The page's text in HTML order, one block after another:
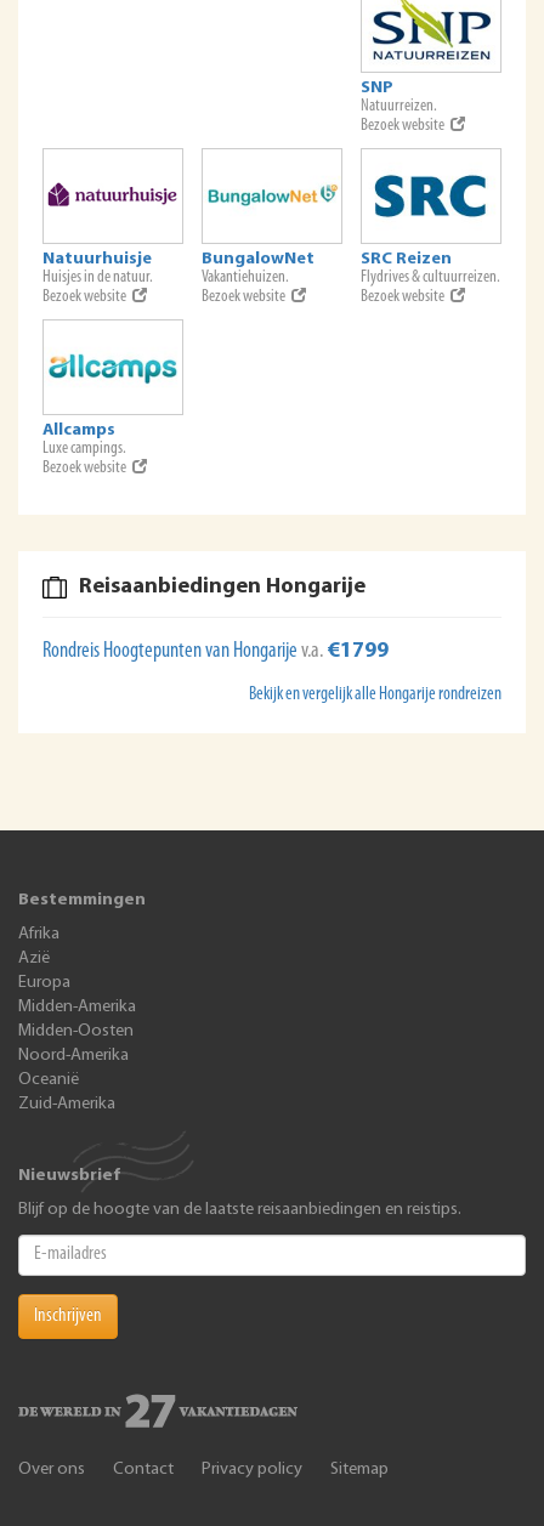
SNP
Natuurreizen.
Bezoek website
Natuurhuisje
Huisjes in de natuur.
Bezoek website
BungalowNet
Vakantiehuizen.
Bezoek website
SRC Reizen
Flydrives & cultuurreizen.
Bezoek website
Allcamps
Luxe campings.
Bezoek website
Reisaanbiedingen Hongarije
Rondreis Hoogtepunten van Hongarije v.a. €1799
Bekijk en vergelijk alle Hongarije rondreizen
Bestemmingen
Afrika
Azië
Europa
Midden-Amerika
Midden-Oosten
Noord-Amerika
Oceanië
Zuid-Amerika
Nieuwsbrief
Blijf op de hoogte van de laatste reisaanbiedingen en reistips.
Inschrijven
Over ons Contact Privacy policy Sitemap